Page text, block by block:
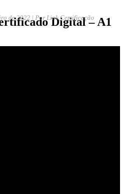
Digital – A1
de 2022 | Por Link Certificação